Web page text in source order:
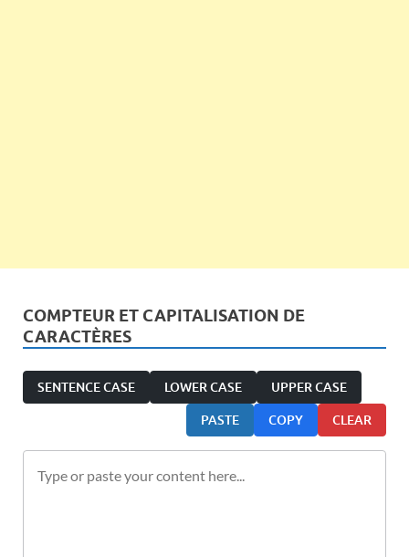
COMPTEUR ET CAPITALISATION DE
CARACTÈRES
SENTENCE CASE LOWER CASE UPPER CASE
PASTE COPY CLEAR